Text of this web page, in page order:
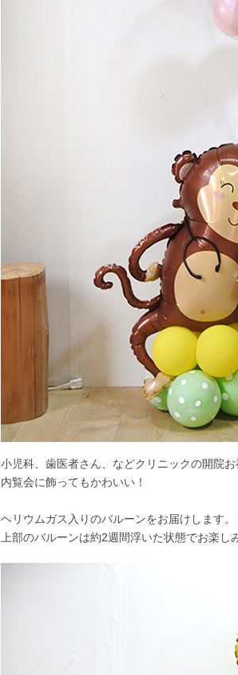
小児科、歯医者さん、などクリニックの開院お
内覧会に飾ってもかわいい！
ヘリウムガス入りのバルーンをお届けします。
上部のバルーンは約2週間浮いた状態でお楽し